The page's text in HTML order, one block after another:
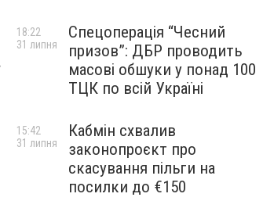
Спецоперація “Чесний
призов”: ДБР проводить
масові обшуки у понад 100
ТЦК по всій Україні
18:22
31 липня
Кабмін схвалив
законопроєкт про
скасування пільги на
посилки до €150
15:42
31 липня